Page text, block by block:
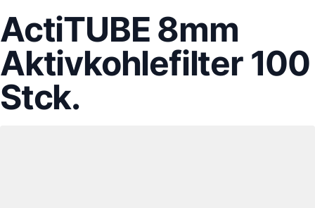
ActiTUBE 8mm
Aktivkohlefilter 100
Stck.